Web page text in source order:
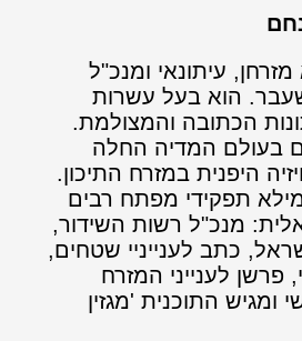
מזרחן, עיתונאי ומנכ"ל
הוא בעל עשרות
הכתובה והמצולמת.
בעולם המדיה החלה
היפנית במזרח התיכון.
תפקידי מפתח רבים
מנכ"ל רשות השידור,
כתב לענייניי שטחים,
פרשן לענייני המזרח
ומגיש התוכנית 'מגזין